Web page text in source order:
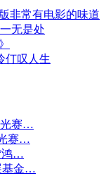
非常有电影的味道
无是处
仃叹人生
光赛…
赛…
鸿…
基金…